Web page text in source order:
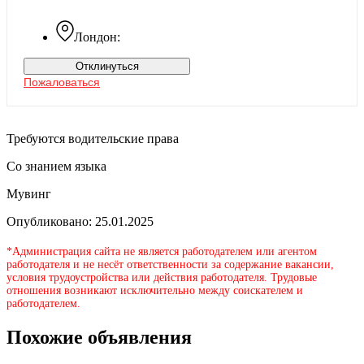
Лондон:
Отклинуться
Пожаловаться
Требуются водительские права
Со знанием языка
Мувинг
Опубликовано: 25.01.2025
*Администрация сайта не является работодателем или агентом
работодателя и не несёт ответственности за содержание вакансии,
условия трудоустройства или действия работодателя. Трудовые
отношения возникают исключительно между соискателем и
работодателем.
Похожие объявления